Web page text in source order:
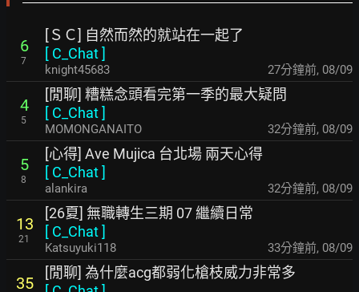
6
7
[ＳＣ] 自然而然的就站在一起了
[ C_Chat]
knight45683 27分鐘前, 08/09
4
5
[閒聊] 糟糕念頭看完第一季的最大疑問
[ C_Chat]
MOMONGANAITO 32分鐘前, 08/09
5
8
[心得] Ave Mujica 台北場 兩天心得
[ C_Chat]
alankira 33分鐘前, 08/09
13
21
[26夏] 無職轉生三期 07 繼續日常
[ C_Chat]
Katsuyuki118 33分鐘前, 08/09
35
[閒聊] 為什麼acg都弱化槍枝威力非常多